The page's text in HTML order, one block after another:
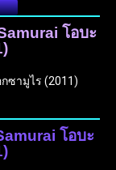
โอบะ
กซามูไร (2011)
โอบะ